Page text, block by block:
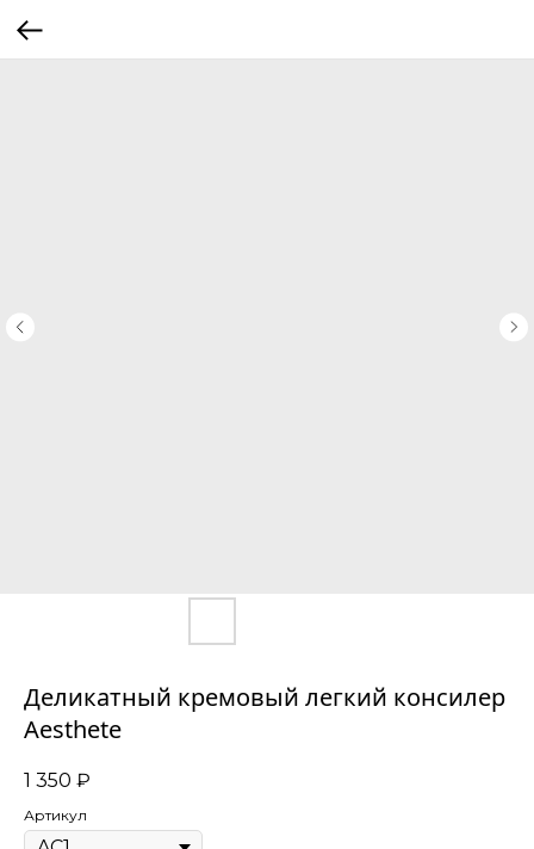
Деликатный кремовый легкий консилер
Aesthete
1 350 ₽
Артикул